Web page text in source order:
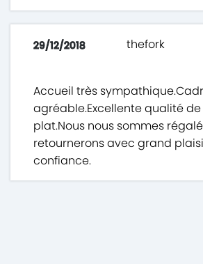
29/12/2018 thefork
Accueil très
agréable.Excellente qualité
plat.Nous nous sommes
retournerons avec grand
confiance.